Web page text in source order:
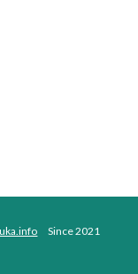
Since 2021